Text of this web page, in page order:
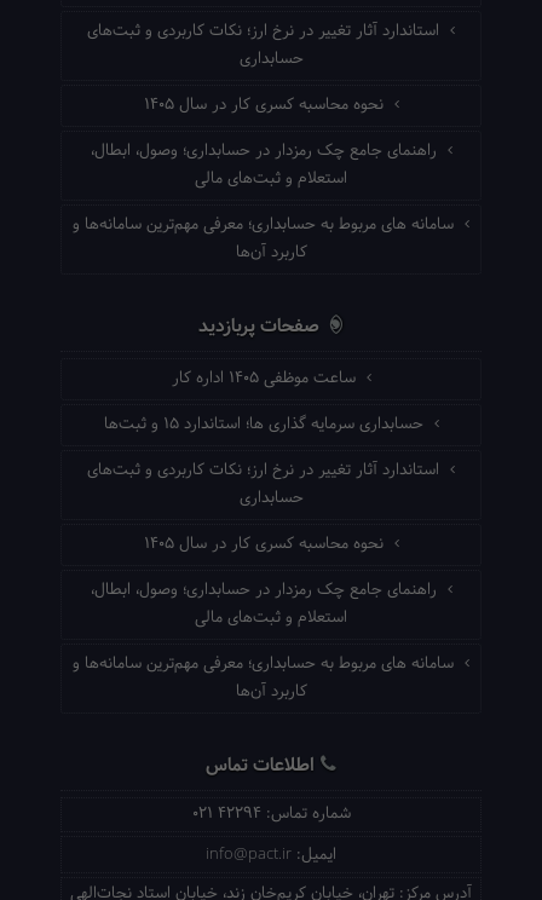
استاندارد آثار تغییر در نرخ ارز؛ نکات کاربردی و ثبت‌های
حسابداری
نحوه محاسبه کسری کار در سال ۱۴۰۵
راهنمای جامع چک رمزدار در حسابداری؛ وصول، ابطال،
استعلام و ثبت‌های مالی
سامانه های مربوط به حسابداری؛ معرفی مهم‌ترین سامانه‌ها و
کاربرد آن‌ها
صفحات پربازدید
ساعت موظفی ۱۴۰۵ اداره کار
حسابداری سرمایه گذاری ها؛ استاندارد ۱۵ و ثبت‌ها
استاندارد آثار تغییر در نرخ ارز؛ نکات کاربردی و ثبت‌های
حسابداری
نحوه محاسبه کسری کار در سال ۱۴۰۵
راهنمای جامع چک رمزدار در حسابداری؛ وصول، ابطال،
استعلام و ثبت‌های مالی
سامانه های مربوط به حسابداری؛ معرفی مهم‌ترین سامانه‌ها و
کاربرد آن‌ها
اطلاعات تماس
شماره تماس: 021 42294
ایمیل: info@pact.ir
آدرس مرکز: تهران، خیابان کریم‌خان زند، خیابان استاد نجات‌الهی